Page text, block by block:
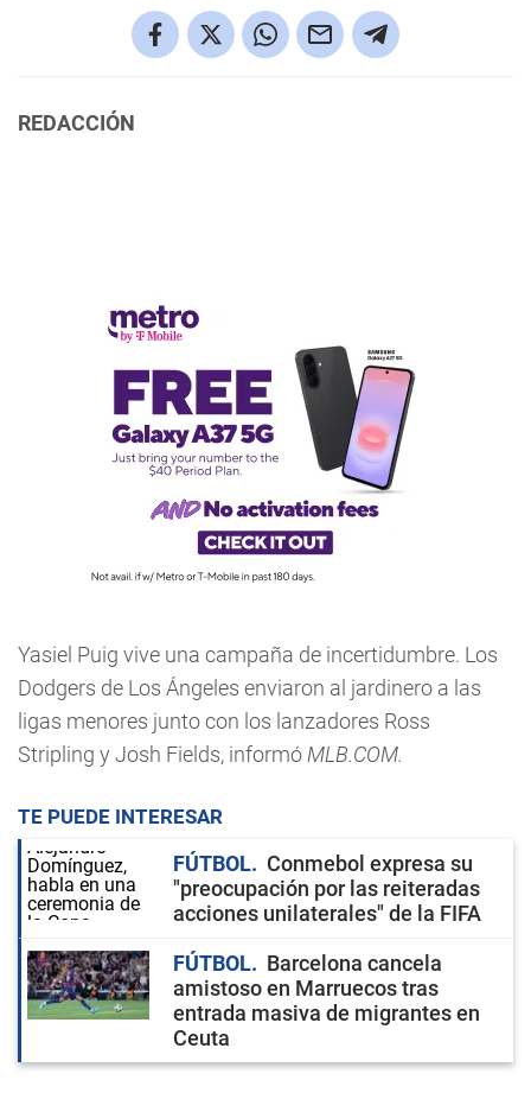
REDACCIÓN
Yasiel Puig vive una campaña de incertidumbre. Los
Dodgers de Los Ángeles enviaron al jardinero a las
ligas menores junto con los lanzadores Ross
Stripling y Josh Fields, informó MLB.COM.
TE PUEDE INTERESAR
FÚTBOL
Conmebol expresa su
"preocupación por las reiteradas
acciones unilaterales" de la FIFA
FÚTBOL
Barcelona cancela
amistoso en Marruecos tras
entrada masiva de migrantes en
Ceuta